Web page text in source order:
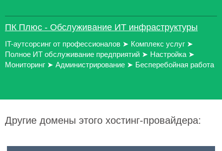
ПК Плюс - Обслуживание ИТ инфраструктуры
IT-аутсорсинг от профессионалов ➤ Комплекс услуг ➤
Полное ИТ обслуживание предприятий ➤ Настройка ➤
Мониторинг ➤ Администрирование ➤ Бесперебойная работа
Другие домены этого хостинг-провайдера: